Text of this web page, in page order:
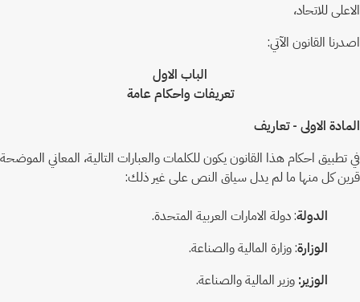
الاعلى للاتحاد،
اصدرنا القانون الآتي:
الباب الاول
تعريفات واحكام عامة
المادة الاولى - تعاريف
في تطبيق احكام هذا القانون يكون للكلمات والعبارات التالية، المعاني الموضحة
قرين كل منها ما لم يدل سياق النص على غير ذلك:
الدولة: دولة الامارات العربية المتحدة.
الوزارة: وزارة المالية والصناعة.
الوزير: وزير المالية والصناعة.